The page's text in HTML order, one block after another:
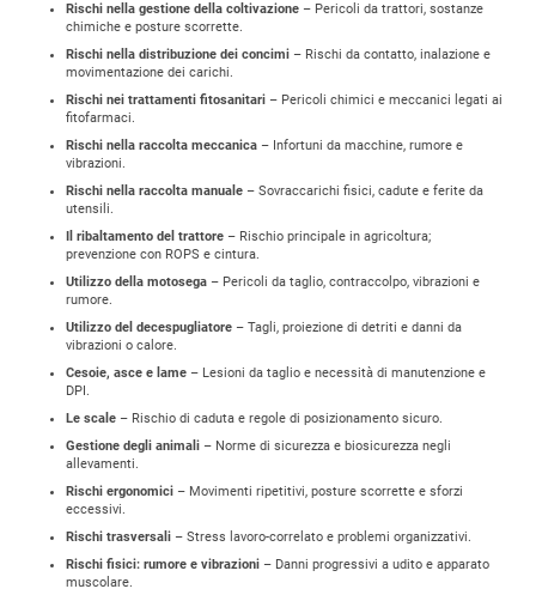
Rischi nella gestione della coltivazione – Pericoli da trattori, sostanze
chimiche e posture scorrette.
Rischi nella distribuzione dei concimi – Rischi da contatto, inalazione e
movimentazione dei carichi.
Rischi nei trattamenti fitosanitari – Pericoli chimici e meccanici legati ai
fitofarmaci.
Rischi nella raccolta meccanica – Infortuni da macchine, rumore e
vibrazioni.
Rischi nella raccolta manuale – Sovraccarichi fisici, cadute e ferite da
utensili.
Il ribaltamento del trattore – Rischio principale in agricoltura;
prevenzione con ROPS e cintura.
Utilizzo della motosega – Pericoli da taglio, contraccolpo, vibrazioni e
rumore.
Utilizzo del decespugliatore – Tagli, proiezione di detriti e danni da
vibrazioni o calore.
Cesoie, asce e lame – Lesioni da taglio e necessità di manutenzione e
DPI.
Le scale – Rischio di caduta e regole di posizionamento sicuro.
Gestione degli animali – Norme di sicurezza e biosicurezza negli
allevamenti.
Rischi ergonomici – Movimenti ripetitivi, posture scorrette e sforzi
eccessivi.
Rischi trasversali – Stress lavoro-correlato e problemi organizzativi.
Rischi fisici: rumore e vibrazioni – Danni progressivi a udito e apparato
muscolare.